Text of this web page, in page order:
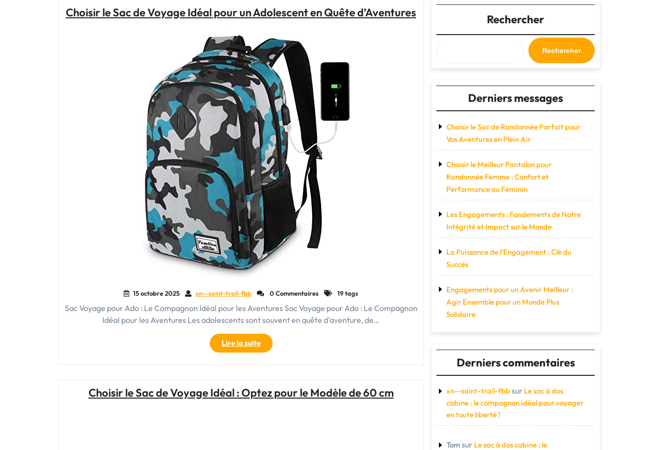
Choisir le Sac de Voyage Idéal pour un Adolescent en Quête d’Aventures
15 octobre 2025 xn--saint-trail-fbb 0 Commentaires 19 tags
Sac Voyage pour Ado : Le Compagnon Idéal pour les Aventures Sac Voyage pour Ado : Le Compagnon
Idéal pour les Aventures Les adolescents sont souvent en quête d'aventure, de…
Lire la suite"Choisir
le
Sac
Idéal
Choisir le Sac de Voyage Idéal : Optez pour le Modèle de 60 cm
Rechercher
Rechercher
Derniers messages
Choisir le Sac de Randonnée Parfait pour
Vos Aventures en Plein Air
Choisir le Meilleur Pantalon pour
Randonnée Femme : Confort et
Performance au Féminin
Les Engagements : Fondements de Notre
Intégrité et Impact sur le Monde
La Puissance de l’Engagement : Clé du
Succès
Engagements pour un Avenir Meilleur :
Agir Ensemble pour un Monde Plus
Solidaire
Derniers commentaires
xn--saint-trail-fbbsur Le sac à dos
cabine : le compagnon idéal pour voyager
en toute liberté !
Tom sur Le sac à dos cabine : le